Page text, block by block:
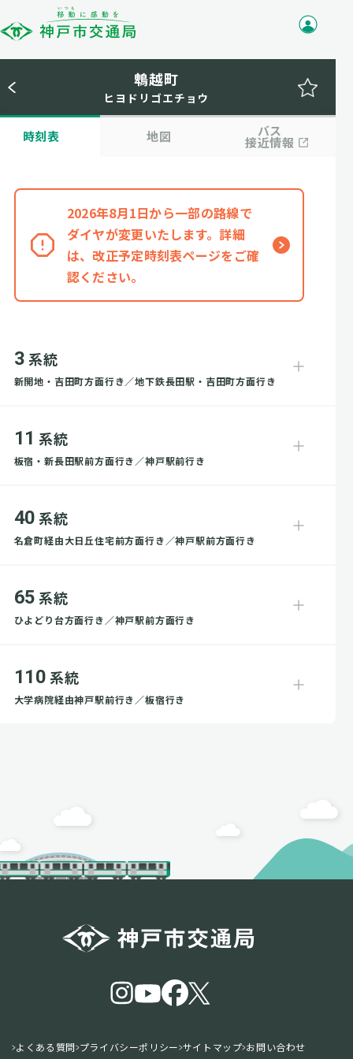
鵯越町
ヒヨドリゴエチョウ
時刻表 地図 バス
接近情報
2026年8月1日から一部の路線で
ダイヤが変更いたします。詳細
は、改正予定時刻表ページをご確
認ください。
3 系統
新開地・吉田町方面行き／地下鉄長田駅・吉田町方面行き
11 系統
板宿・新長田駅前方面行き／神戸駅前行き
40 系統
名倉町経由大日丘住宅前方面行き／神戸駅前方面行き
65 系統
ひよどり台方面行き／神戸駅前方面行き
110 系統
大学病院経由神戸駅前行き／板宿行き
よくある質問 プライバシーポリシー サイトマップ お問い合わせ